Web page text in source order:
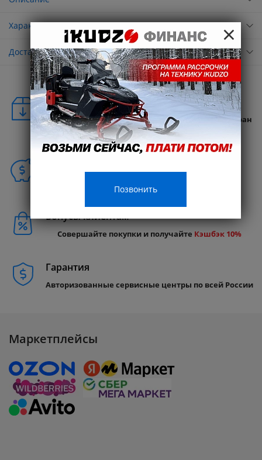
Характеристики
Доставка
Удобная доставка
Бесплатная доставка в любую точку России и стран
СНГ
Бонусы клиентам
Совершайте покупки и получайте Кэшбэк 10%
Гарантия
Авторизованные сервисные центры по всей России
Маркетплейсы
×
Позвонить